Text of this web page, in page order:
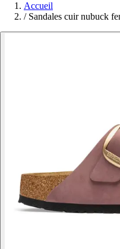
Accueil
/ Sandales cuir nubuck